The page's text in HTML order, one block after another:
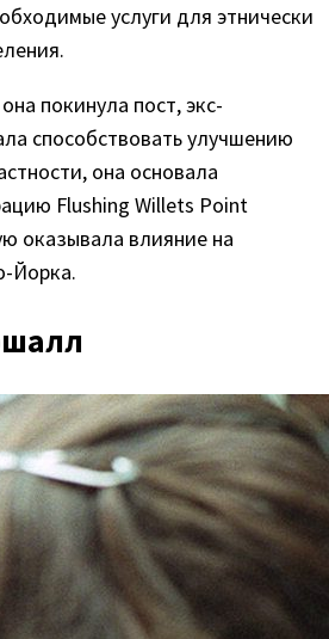
услуги для этнически
покинула пост, экс-
способствовать улучшению
она основала
Flushing Willets Point
оказывала влияние на
Йорка.